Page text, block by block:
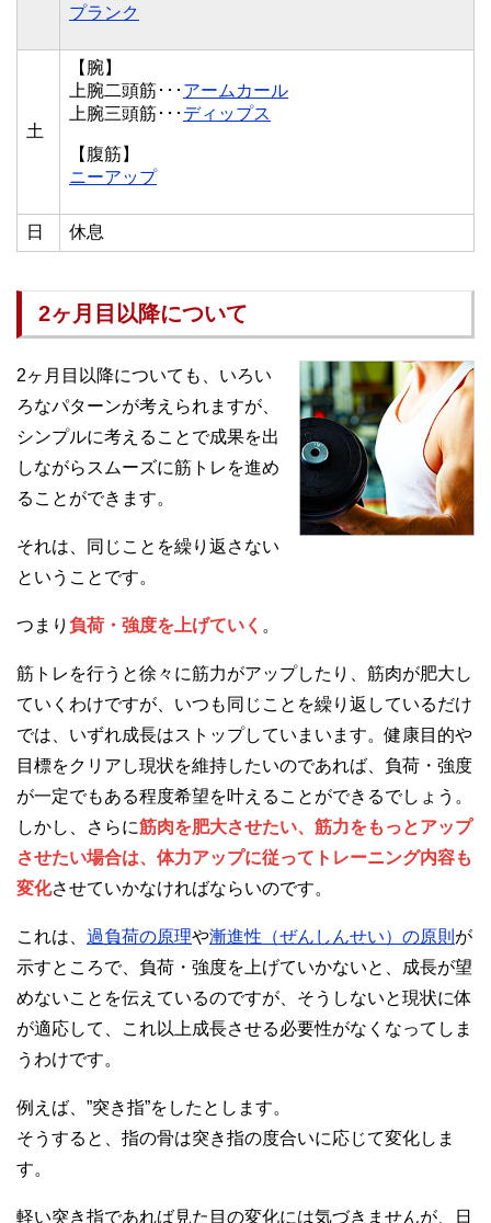
プランク
土
【腕】
上腕二頭筋･･･ アームカール
上腕三頭筋･･･ ディップス
【腹筋】
ニーアップ
日 休息
2ヶ月目以降について
2ヶ月目以降についても、いろい
ろなパターンが考えられますが、
シンプルに考えることで成果を出
しながらスムーズに筋トレを進め
ることができます。
それは、同じことを繰り返さない
ということです。
つまり 負荷・強度を上げていく 。
筋トレを行うと徐々に筋力がアップしたり、筋肉が肥大し
ていくわけですが、いつも同じことを繰り返しているだけ
では、いずれ成長はストップしていまいます。健康目的や
目標をクリアし現状を維持したいのであれば、負荷・強度
が一定でもある程度希望を叶えることができるでしょう。
しかし、さらに筋肉を肥大させたい、筋力をもっとアップ
させたい場合は、体力アップに従ってトレーニング内容も
変化させていかなければならいのです。
これは、 過負荷の原理や漸進性（ぜんしんせい）の原則 が
示すところで、負荷・強度を上げていかないと、成長が望
めないことを伝えているのですが、そうしないと現状に体
が適応して、これ以上成長させる必要性がなくなってしま
うわけです。
例えば、”突き指”をしたとします。
そうすると、指の骨は突き指の度合いに応じて変化しま
す。
軽い突き指であれば見た目の変化には気づきませんが、日